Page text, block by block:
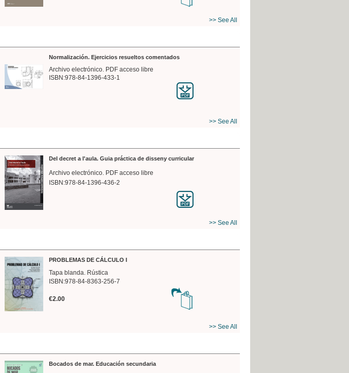
>> See All
Normalización. Ejercicios resueltos comentados
Archivo electrónico. PDF acceso libre
ISBN:978-84-1396-433-1
>> See All
Del decret a l'aula. Guia práctica de disseny curricular
Archivo electrónico. PDF acceso libre
ISBN:978-84-1396-436-2
>> See All
PROBLEMAS DE CÁLCULO I
Tapa blanda. Rústica
ISBN:978-84-8363-256-7
€2.00
>> See All
Bocados de mar. Educación secundaria